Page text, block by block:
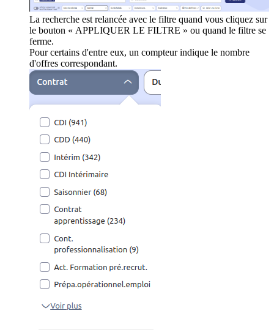
La recherche est relancée avec le filtre quand vous cliquez sur
le bouton « APPLIQUER LE FILTRE » ou quand le filtre se
ferme.
Pour certains d'entre eux, un compteur indique le nombre
d'offres correspondant.